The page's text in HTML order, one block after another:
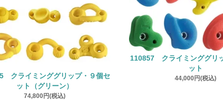
クライミンググリップ・９個セ
ット（グリーン）
74,800円(税込)
110857 クライミンググリ
ット
44,000円(税込)